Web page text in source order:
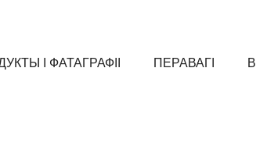
І ФАТАГРАФІІ ПЕРАВАГІ